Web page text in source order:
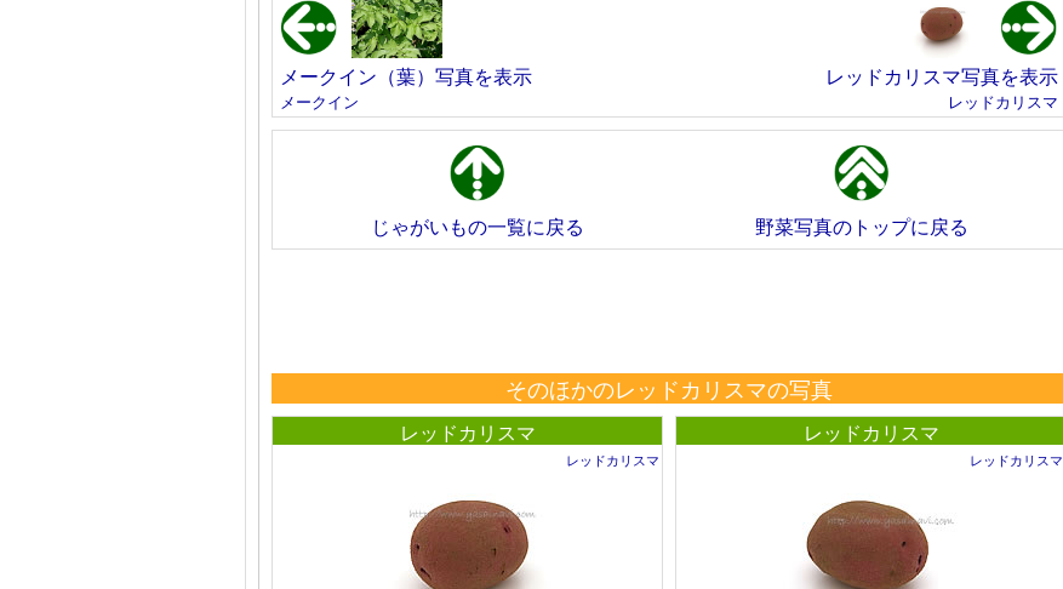
メークイン（葉）写真を表示
メークイン
レッドカリスマ写真を表示
レッドカリスマ
じゃがいもの一覧に戻る 野菜写真のトップに戻る
そのほかのレッドカリスマの写真
レッドカリスマ
レッドカリスマ
レッドカリスマ
レッドカリスマ